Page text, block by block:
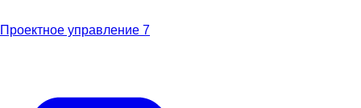
Проектное управление 7